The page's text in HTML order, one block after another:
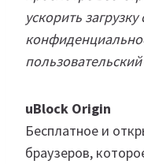
ускорить
uBlock Origin
Бесплатное и
браузеров,